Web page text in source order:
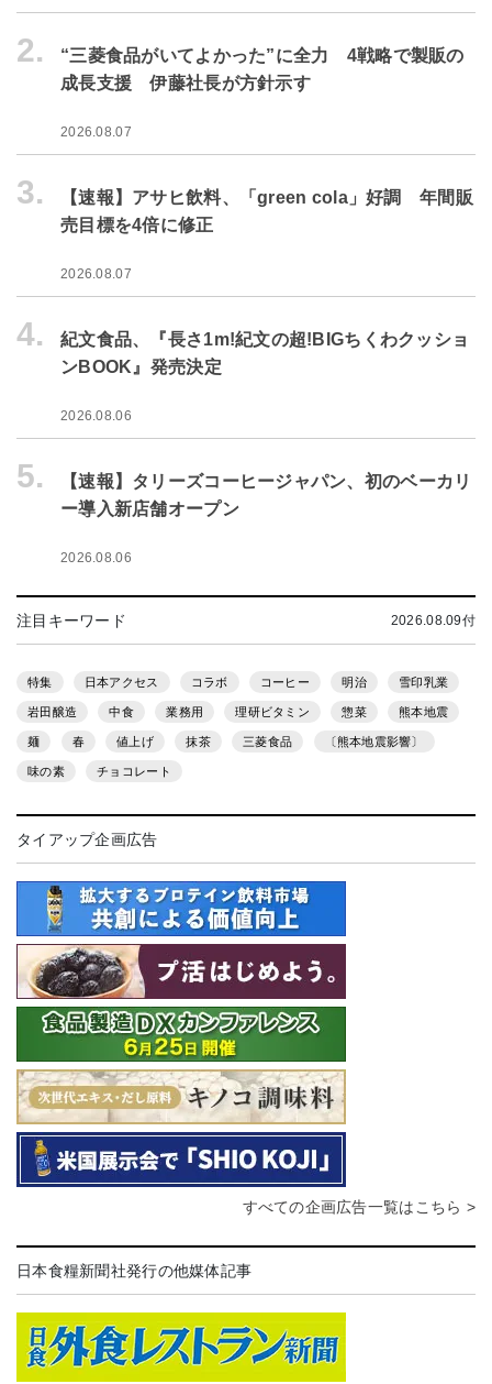
2.
“三菱食品がいてよかった”に全力 4戦略で製販の
成長支援 伊藤社長が方針示す
2026.08.07
3.
【速報】アサヒ飲料、「green cola」好調 年間販
売目標を4倍に修正
2026.08.07
4.
紀文食品、『長さ1m!紀文の超!BIGちくわクッショ
ンBOOK』発売決定
2026.08.06
5.
【速報】タリーズコーヒージャパン、初のベーカリ
ー導入新店舗オープン
2026.08.06
注目キーワード 2026.08.09付
特集 日本アクセス コラボ コーヒー 明治 雪印乳業
岩田醸造 中食 業務用 理研ビタミン 惣菜 熊本地震
麺 春 値上げ 抹茶 三菱食品 〔熊本地震影響〕
味の素 チョコレート
タイアップ企画広告
すべての企画広告一覧はこちら >
日本食糧新聞社発行の他媒体記事